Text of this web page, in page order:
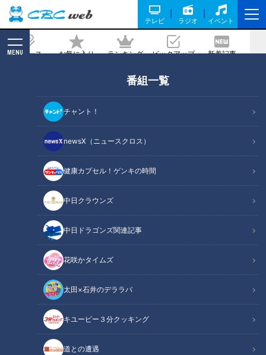
テレビ ラジオ イベント
ニュース お気に入り ランキング ピックアップ 新着記事
MENU
番組一覧
チャント！
newsX（ニュースクロス）
健康カプセル！ゲンキの時間
中日クラウンズ
中日ドラゴンズ関連記事
花咲かタイムズ
太田×石井のデララバ
キユーピー３分クッキング
道との遭遇
帰ってくる！井上真央主演『キッズ・ウ
ォー』がTVerとLocipoで無料一挙配
2024/05/09 12:30
CBC web